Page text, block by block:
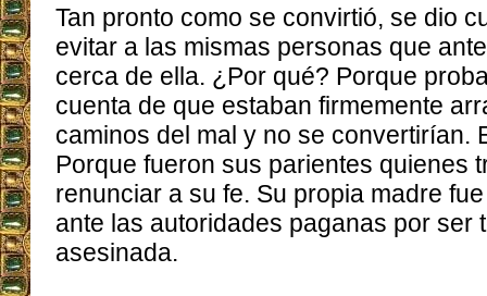
Tan pronto como se convirtió, se dio
evitar a las mismas personas que
cerca de ella. ¿Por qué? Porque
cuenta de que estaban firmemente
caminos del mal y no se convertirían.
Porque fueron sus parientes quienes
renunciar a su fe. Su propia madre
ante las autoridades paganas por ser
asesinada.